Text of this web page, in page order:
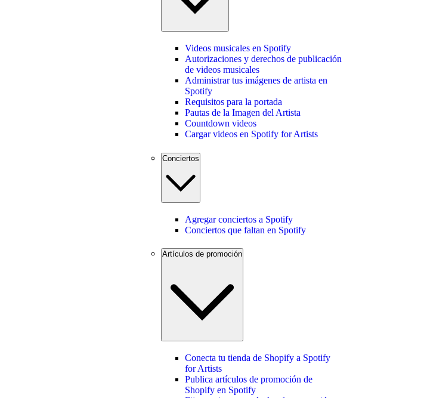
Videos musicales en Spotify
Autorizaciones y derechos de publicación
de videos musicales
Administrar tus imágenes de artista en
Spotify
Requisitos para la portada
Pautas de la Imagen del Artista
Countdown videos
Cargar videos en Spotify for Artists
Conciertos
Agregar conciertos a Spotify
Conciertos que faltan en Spotify
Artículos de promoción
Conecta tu tienda de Shopify a Spotify
for Artists
Publica artículos de promoción de
Shopify en Spotify